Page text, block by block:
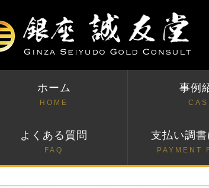
ホーム
HOME
事例
よくある質問
FAQ
支払い調
PAYMENT